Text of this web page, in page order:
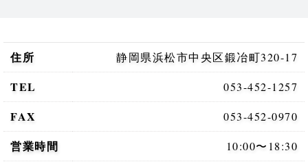
住所 静岡県浜松市中央区鍛冶町320-17
TEL 053-452-1257
FAX 053-452-0970
営業時間 10:00〜18:30